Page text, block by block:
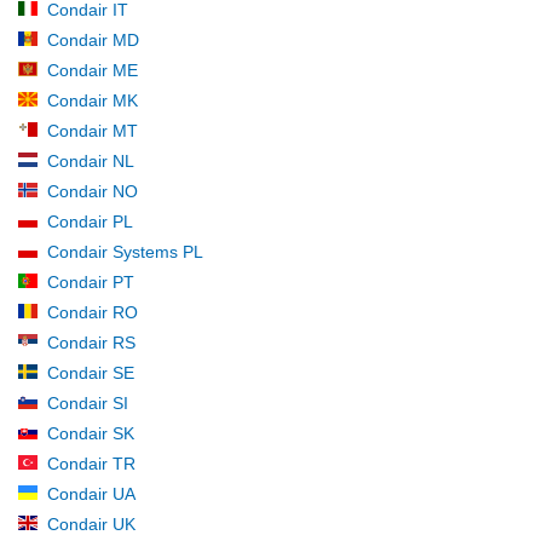
Condair IT
Condair MD
Condair ME
Condair MK
Condair MT
Condair NL
Condair NO
Condair PL
Condair Systems PL
Condair PT
Condair RO
Condair RS
Condair SE
Condair SI
Condair SK
Condair TR
Condair UA
Condair UK